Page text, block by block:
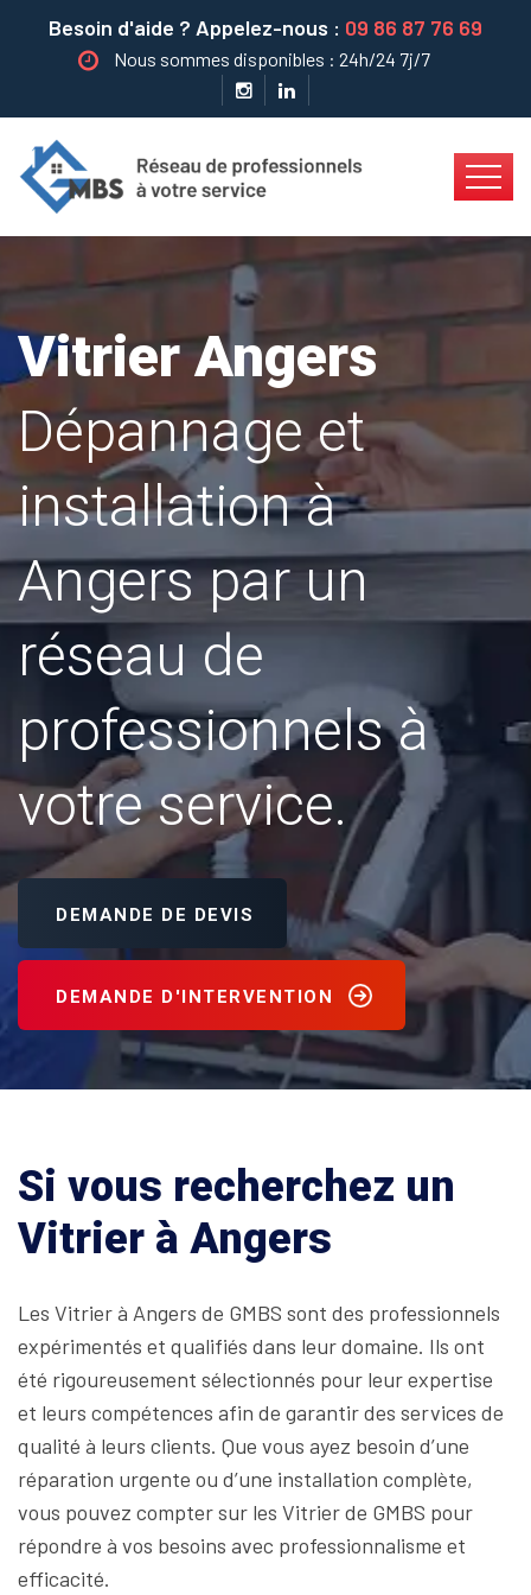
Besoin d'aide ? Appelez-nous : 09 86 87 76 69
Nous sommes disponibles : 24h/24 7j/7
Vitrier Angers
Dépannage et
installation à
Angers par un
réseau de
professionnels à
votre service.
DEMANDE DE DEVIS
DEMANDE D'INTERVENTION
Si vous recherchez un
Vitrier à Angers
Les Vitrier à Angers de GMBS sont des professionnels
expérimentés et qualifiés dans leur domaine. Ils ont
été rigoureusement sélectionnés pour leur expertise
et leurs compétences afin de garantir des services de
qualité à leurs clients. Que vous ayez besoin d’une
réparation urgente ou d’une installation complète,
vous pouvez compter sur les Vitrier de GMBS pour
répondre à vos besoins avec professionnalisme et
efficacité.